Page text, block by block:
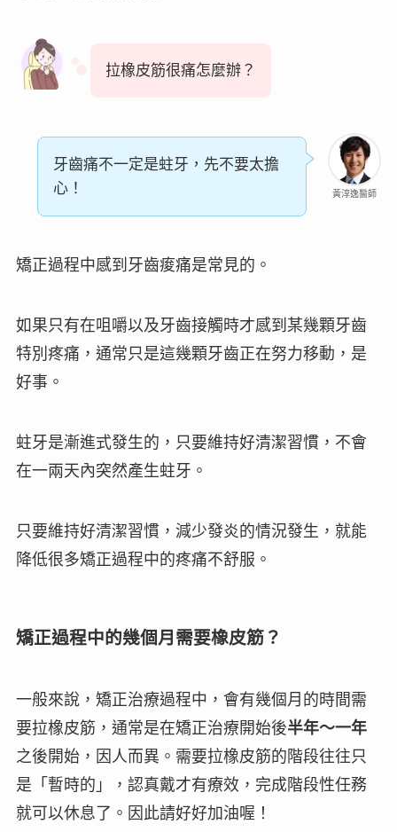
拉橡皮筋很痛怎麼辦？
黃淳逸醫師
牙齒痛不一定是蛀牙，先不要太擔
心！
矯正過程中感到牙齒痠痛是常見的。
如果只有在咀嚼以及牙齒接觸時才感到某幾顆牙齒
特別疼痛，通常只是這幾顆牙齒正在努力移動，是
好事。
蛀牙是漸進式發生的，只要維持好清潔習慣，不會
在一兩天內突然產生蛀牙。
只要維持好清潔習慣，減少發炎的情況發生，就能
降低很多矯正過程中的疼痛不舒服。
矯正過程中的幾個月需要橡皮筋？
一般來說，矯正治療過程中，會有幾個月的時間需
要拉橡皮筋，通常是在矯正治療開始後半年～一年
之後開始，因人而異。需要拉橡皮筋的階段往往只
是「 暫時的 」，認真戴才有療效，完成階段性任務
就可以休息了。因此請好好加油喔！